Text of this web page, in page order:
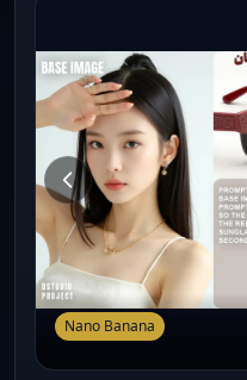
Nano Banana